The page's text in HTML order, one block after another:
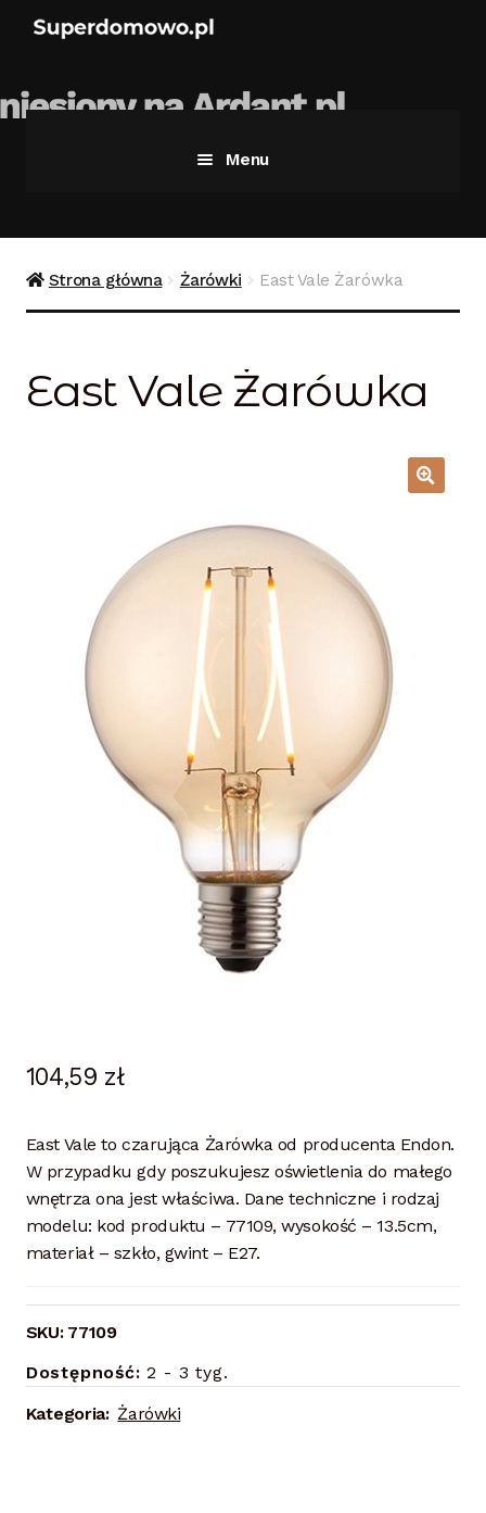
Menu
Bezpieczne zakupy
Kontakt
Moje konto
O firmie i sklepie
Odstąpienie od umowy
Polityka prywatności
Polityka rabatowa
Strona główna Żarówki East Vale Żarówka
East Vale Żarówka
104,59 zł
East Vale to czarująca Żarówka od producenta Endon.
W przypadku gdy poszukujesz oświetlenia do małego
wnętrza ona jest właściwa. Dane techniczne i rodzaj
modelu: kod produktu – 77109, wysokość – 13.5cm,
materiał – szkło, gwint – E27.
SKU: 77109
Dostępność: 2 - 3 tyg.
Kategoria: Żarówki